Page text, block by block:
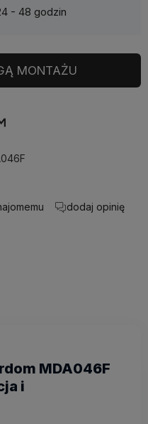
- 48 godzin
MONTAŻU
dodaj opinię
MDA046F
i